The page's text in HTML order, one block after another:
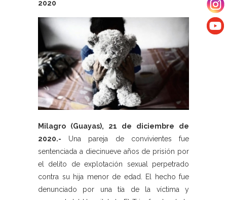
2020
Milagro (Guayas), 21 de diciembre de
2020.- Una pareja de convivientes fue
sentenciada a diecinueve años de prisión por
el delito de explotación sexual perpetrado
contra su hija menor de edad. El hecho fue
denunciado por una tía de la víctima y